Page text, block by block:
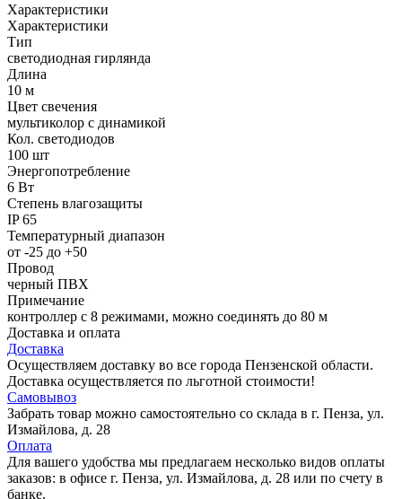
Характеристики
Характеристики
Тип
светодиодная гирлянда
Длина
10 м
Цвет свечения
мультиколор с динамикой
Кол. светодиодов
100 шт
Энергопотребление
6 Вт
Степень влагозащиты
IP 65
Температурный диапазон
от -25 до +50
Провод
черный ПВХ
Примечание
контроллер с 8 режимами, можно соединять до 80 м
Доставка и оплата
Доставка
Осуществляем доставку во все города Пензенской области.
Доставка осуществляется по льготной стоимости!
Самовывоз
Забрать товар можно самостоятельно со склада в г. Пенза, ул.
Измайлова, д. 28
Оплата
Для вашего удобства мы предлагаем несколько видов оплаты
заказов: в офисе г. Пенза, ул. Измайлова, д. 28 или по счету в
банке.